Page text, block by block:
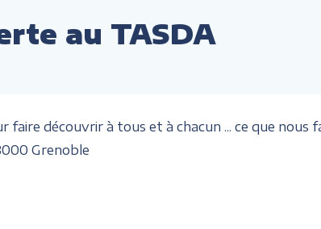
au TASDA
découvrir à tous et à chacun ... ce que nous
Grenoble